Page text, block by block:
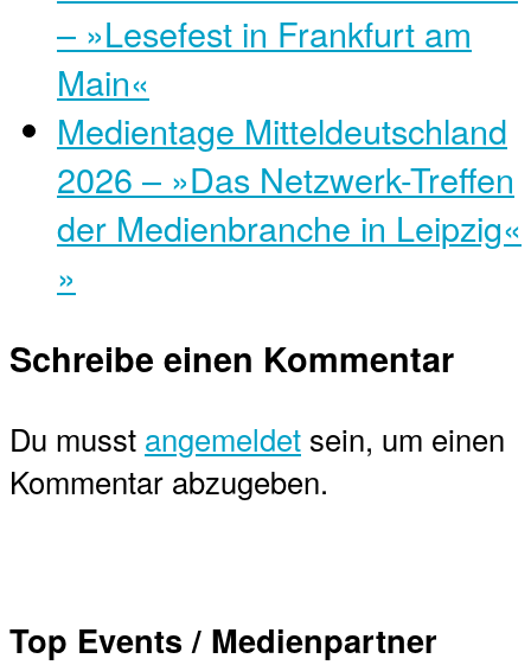
– »Lesefest in Frankfurt am
Main«
Medientage Mitteldeutschland
2026 – »Das Netzwerk-Treffen
der Medienbranche in Leipzig«
»
Schreibe einen Kommentar
Du musst angemeldet sein, um einen
Kommentar abzugeben.
Top Events / Medienpartner